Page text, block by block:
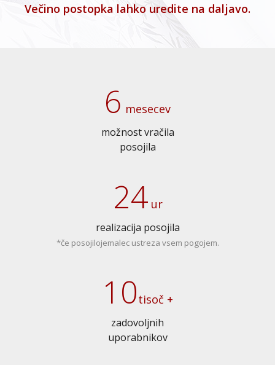
Večino postopka lahko uredite na daljavo.
6 mesecev
možnost vračila
posojila
24 ur
realizacija posojila
*če posojilojemalec ustreza vsem pogojem.
10tisoč +
zadovoljnih
uporabnikov